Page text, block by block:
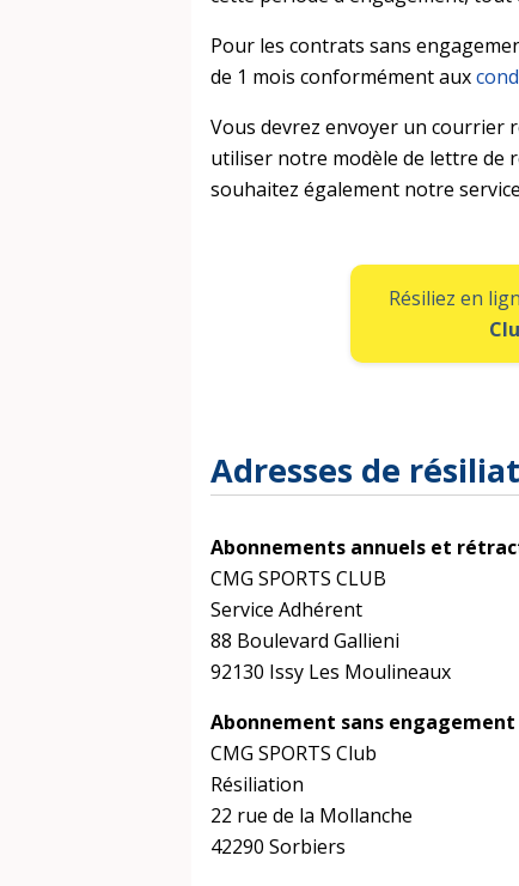
Pour les contrats sans
de 1 mois conformément aux
Vous devrez envoyer un courrier
utiliser notre modèle de lettre de
souhaitez également notre
Résiliez en
Adresses de
Abonnements annuels et
CMG SPORTS CLUB
Service Adhérent
88 Boulevard Gallieni
92130 Issy Les Moulineaux
Abonnement sans engagement
CMG SPORTS Club
Résiliation
22 rue de la Mollanche
42290 Sorbiers